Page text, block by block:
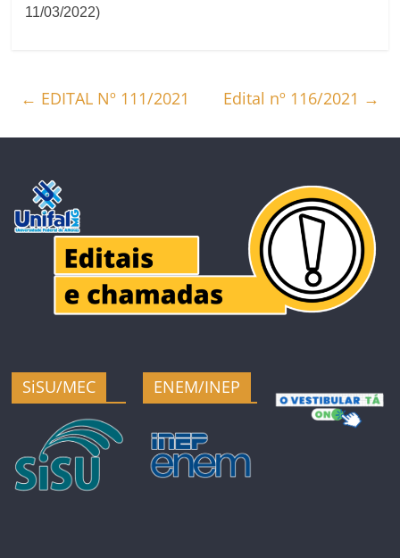
11/03/2022)
← EDITAL Nº 111/2021 Edital nº 116/2021 →
SiSU/MEC ENEM/INEP